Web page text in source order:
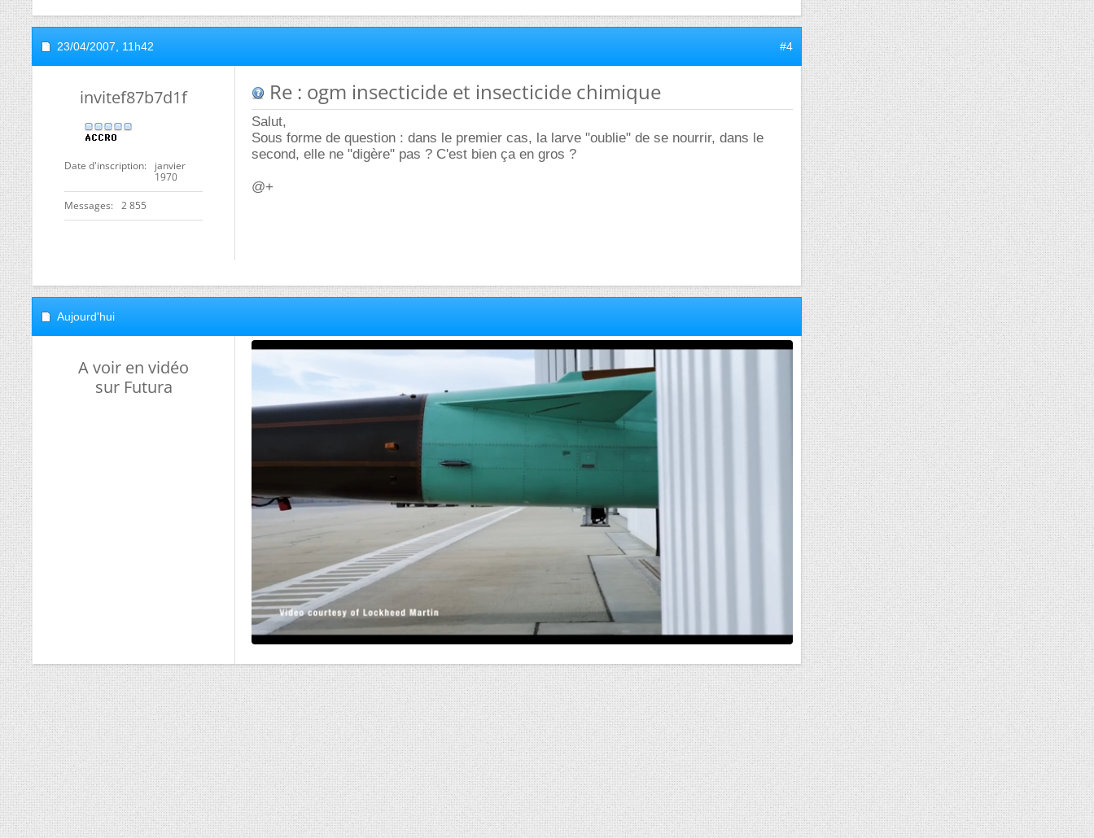
23/04/2007, 11h42 #4
invitef87b7d1f
Date d'inscription
janvier
1970
Messages 2 855
Re : ogm insecticide et insecticide chimique
Salut,
Sous forme de question : dans le premier cas, la larve "oublie" de se nourrir, dans le
second, elle ne "digère" pas ? C'est bien ça en gros ?
@+
Aujourd'hui
A voir en vidéo
sur Futura